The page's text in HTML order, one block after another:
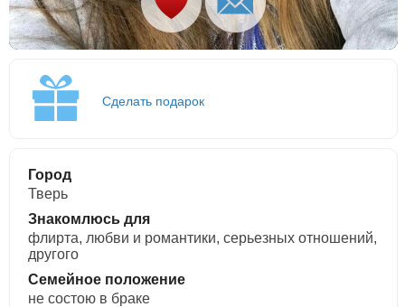
Сделать подарок
Город
Тверь
Знакомлюсь для
флирта, любви и романтики, cерьезных отношений,
другого
Семейное положение
не состою в браке